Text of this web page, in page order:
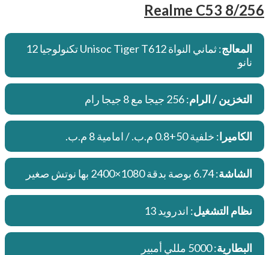
Realme C53 8/256
المعالج
: ثماني النواة Unisoc Tiger T612 تكنولوجيا 12
نانو
التخزين / الرام: 256 جيجا مع 8 جيجا رام
الكاميرا: خلفية 50+0.8 م.ب. / امامية 8 م.ب.
الشاشة: 6.74 بوصة بدقة 1080×2400 بها نوتش صغير
نظام التشغيل: اندرويد 13
البطارية: 5000 مللي أمبير